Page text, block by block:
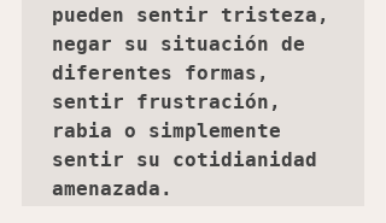
pueden sentir tristeza,
negar su situación de
diferentes formas,
sentir frustración,
rabia o simplemente
sentir su cotidianidad
amenazada.